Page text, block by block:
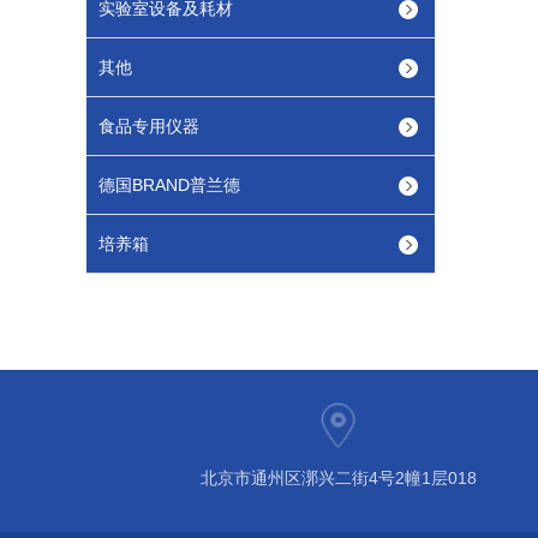
实验室设备及耗材
其他
食品专用仪器
德国BRAND普兰德
培养箱
北京市通州区漷兴二街4号2幢1层018